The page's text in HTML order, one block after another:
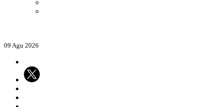
09 Agu 2026